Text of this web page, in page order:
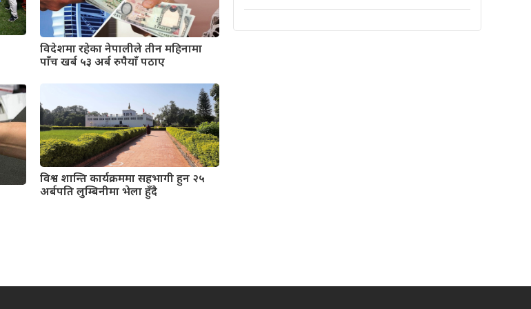
विदेशमा रहेका नेपालीले तीन महिनामा
पाँच खर्ब ५३ अर्ब रुपैयाँ पठाए
विश्व शान्ति कार्यक्रममा सहभागी हुन २५
अर्बपति लुम्बिनीमा भेला हुँदै